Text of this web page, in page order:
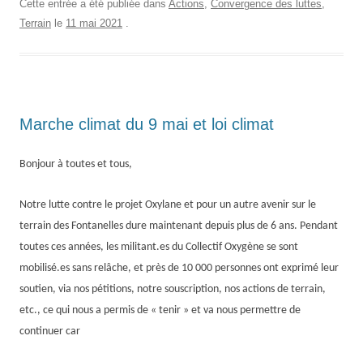
Cette entrée a été publiée dans Actions, Convergence des luttes,
Terrain le 11 mai 2021 .
Marche climat du 9 mai et loi climat
Bonjour à toutes et tous,
Notre lutte contre le projet Oxylane et pour un autre avenir sur le
terrain des Fontanelles dure maintenant depuis plus de 6 ans. Pendant
toutes ces années, les militant.es du Collectif Oxygène se sont
mobilisé.es sans relâche, et près de 10 000 personnes ont exprimé leur
soutien, via nos pétitions, notre souscription, nos actions de terrain,
etc., ce qui nous a permis de « tenir » et va nous permettre de
continuer car